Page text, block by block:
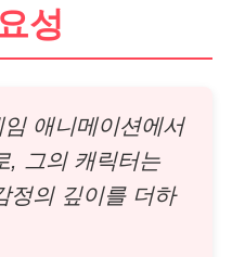
성
애니메이션에서
, 그의 캐릭터는
정의 깊이를 더하